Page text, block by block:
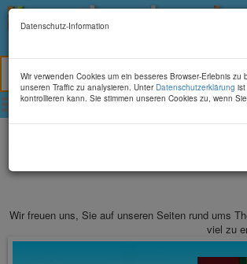
Bitte betrachten Sie unsere Seite
im Querformat
Diesen Hinweis ausblenden
Toggle main menu visibility
Wir freuen uns, Sie auf unseren Seiten rund ums
viel zu
Datenschutz-Information
Wir verwenden Cookies um ein besseres Browser-Erlebnis
unseren Traffic zu analysieren. UnterDatenschutzerklärung
kontrollieren kann. Sie stimmen unseren Cookies zu, wenn